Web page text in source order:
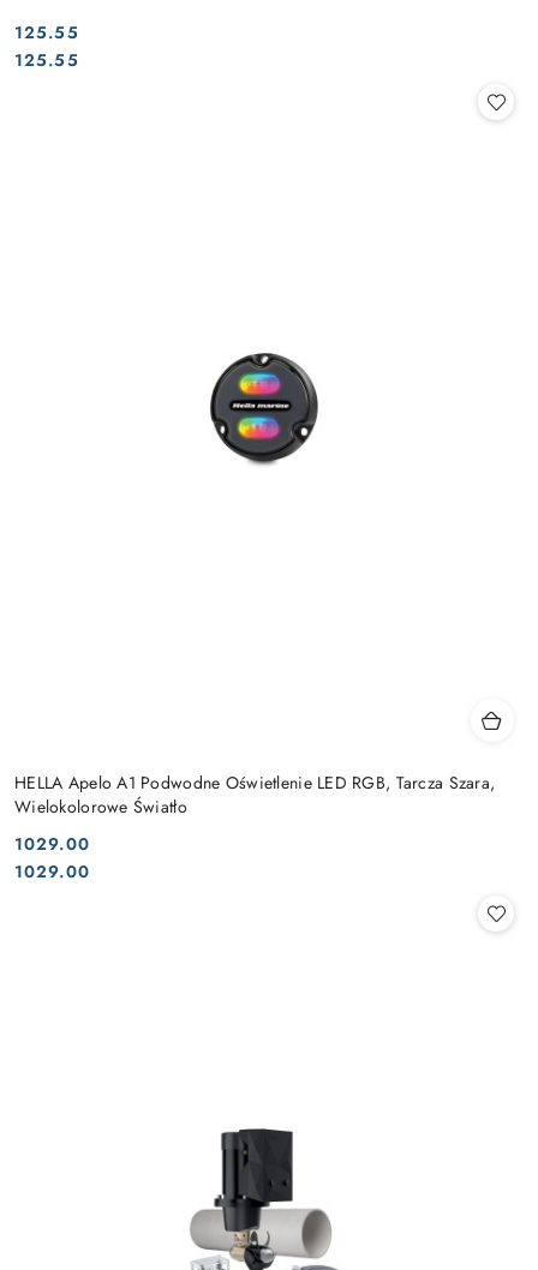
Cena:
125.55
Cena:
125.55
HELLA Apelo A1 Podwodne Oświetlenie LED RGB, Tarcza Szara,
Wielokolorowe Światło
Cena:
1029.00
Cena:
1029.00